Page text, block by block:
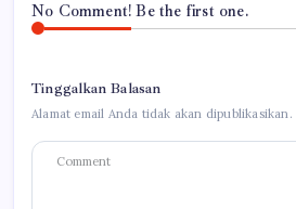
No Comment! Be the first one.
Tinggalkan Balasan
Alamat email Anda tidak akan dipublikasikan.